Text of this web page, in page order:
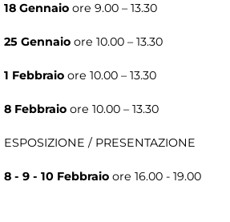
18 Gennaio ore 9.00 – 13.30
25 Gennaio ore 10.00 – 13.30
1 Febbraio ore 10.00 – 13.30
8 Febbraio ore 10.00 – 13.30
ESPOSIZIONE / PRESENTAZIONE
8 - 9 - 10 Febbraio ore 16.00 - 19.00